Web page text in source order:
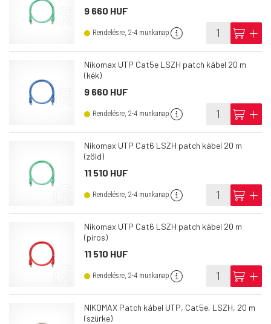
9 660 HUF
Rendelésre, 2-4 munkanap info cart add
Nikomax UTP Cat5e LSZH patch kábel 20 m
(kék)
9 660 HUF
Rendelésre, 2-4 munkanap info cart add
Nikomax UTP Cat6 LSZH patch kábel 20 m
(zöld)
11 510 HUF
Rendelésre, 2-4 munkanap info cart add
Nikomax UTP Cat6 LSZH patch kábel 20 m
(piros)
11 510 HUF
Rendelésre, 2-4 munkanap info cart add
NIKOMAX Patch kábel UTP, Cat5e, LSZH, 20 m
(szürke)